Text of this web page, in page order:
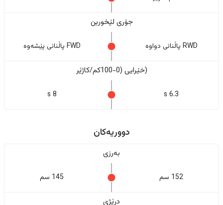
جۆری لێخورین
RWD پاڵنانی دواوە FWD پاڵنانی پێشەوە
(خێرایی (0-100کم/کاژێر
6.3 s
8 s
دووریەکان
بەرزی
152 سم 145 سم
درێژی